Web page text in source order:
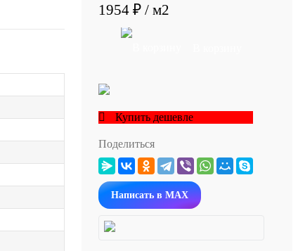
1954 ₽ / м2
Купить дешевле
Поделиться
Написать в MAX